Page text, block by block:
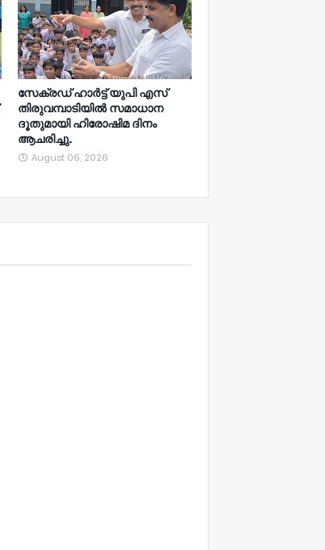
സേക്രഡ് ഹാർട്ട് യുപി എസ്
തിരുവമ്പാടിയിൽ സമാധാന
ദൂതുമായി ഹിരോഷിമ ദിനം
ആചരിച്ചു.
August 06, 2026